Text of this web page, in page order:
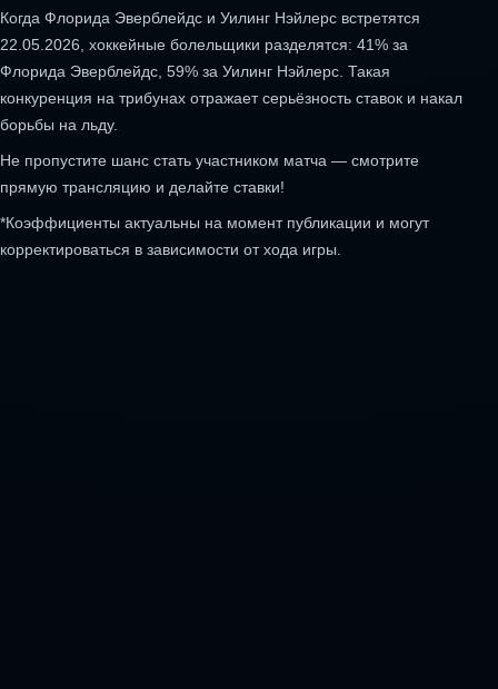
Когда Флорида Эверблейдс и Уилинг Нэйлерс встретятся
22.05.2026, хоккейные болельщики разделятся: 41% за
Флорида Эверблейдс, 59% за Уилинг Нэйлерс. Такая
конкуренция на трибунах отражает серьёзность ставок и накал
борьбы на льду.
Не пропустите шанс стать участником матча — смотрите
прямую трансляцию и делайте ставки!
*Коэффициенты актуальны на момент публикации и могут
корректироваться в зависимости от хода игры.